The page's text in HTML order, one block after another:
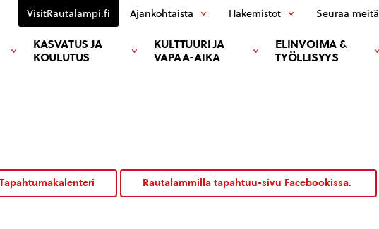
KASVATUS JA
KOULUTUS
KULTTUURI JA
VAPAA-AIKA
ELINVOIMA &
TYÖLLISYYS
VisitRautalampi.fi Ajankohtaista Hakemistot Seuraa meitä
Tapahtumakalenteri Rautalammilla tapahtuu-sivu Facebookissa.